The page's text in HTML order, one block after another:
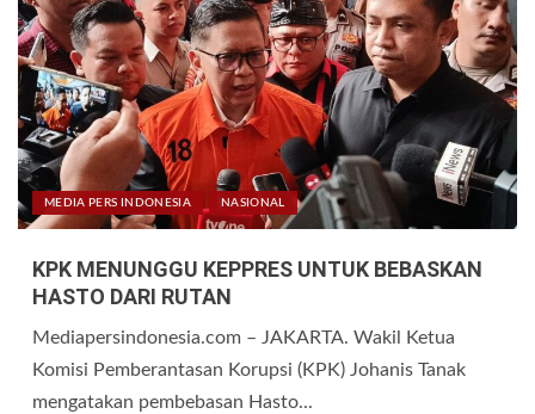
MEDIA PERS INDONESIA NASIONAL
KPK MENUNGGU KEPPRES UNTUK BEBASKAN
HASTO DARI RUTAN
Mediapersindonesia.com – JAKARTA. Wakil Ketua
Komisi Pemberantasan Korupsi (KPK) Johanis Tanak
mengatakan pembebasan Hasto...